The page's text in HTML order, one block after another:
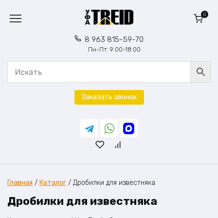
содержанию
8 963 815-59-70
Пн-Пт: 9:00-18:00
0
Заказать звонок
Главная / Каталог / Дробилки для известняка
Дробилки для известняка